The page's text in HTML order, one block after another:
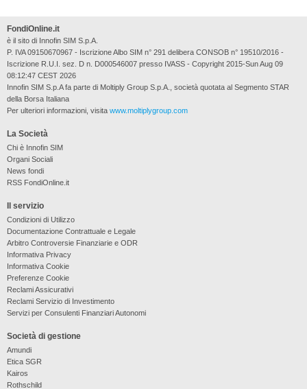
La Società
Chi è Innofin SIM
Organi Sociali
News fondi
RSS FondiOnline.it
Il servizio
Condizioni di Utilizzo
Documentazione Contrattuale e Legale
Arbitro Controversie Finanziarie e ODR
Informativa Privacy
Informativa Cookie
Preferenze Cookie
Reclami Assicurativi
Reclami Servizio di Investimento
Servizi per Consulenti Finanziari Autonomi
Società di gestione
Amundi
Etica SGR
Kairos
Rothschild
FondiOnline.it
è il sito di Innofin SIM S.p.A.
P. IVA 09150670967 - Iscrizione Albo SIM n° 291 delibera CONSOB n° 19510/2016 -
Iscrizione R.U.I. sez. D n. D000546007 presso IVASS - Copyright 2015-Sun Aug 09
08:12:47 CEST 2026
Innofin SIM S.p.A fa parte di Moltiply Group S.p.A., società quotata al Segmento STAR
della Borsa Italiana
Per ulteriori informazioni, visita www.moltiplygroup.com